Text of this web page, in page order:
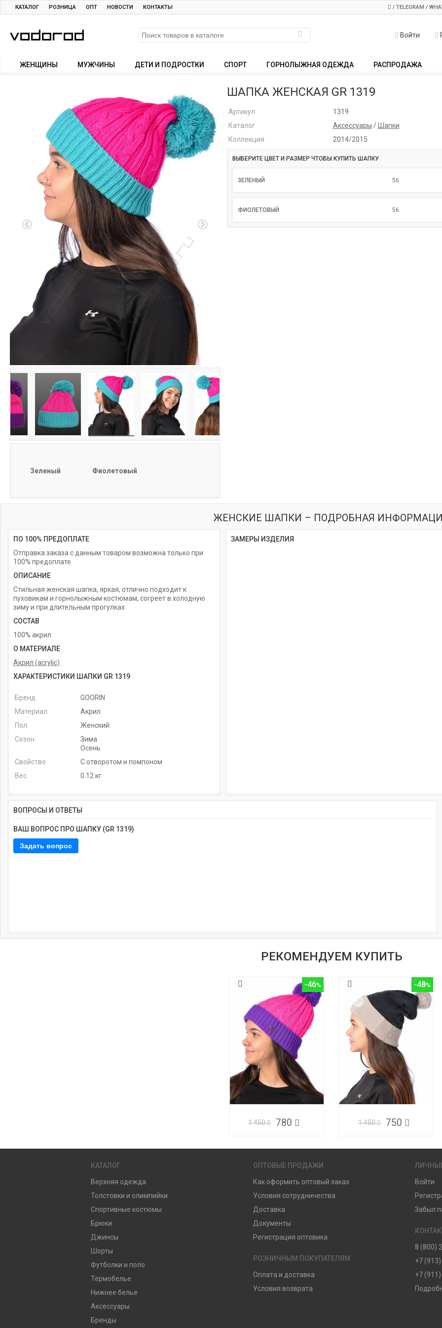
КАТАЛОГ РОЗНИЦА ОПТ НОВОСТИ КОНТАКТЫ / TELEGRAM /
Войти
ЖЕНЩИНЫ МУЖЧИНЫ ДЕТИ И ПОДРОСТКИ СПОРТ ГОРНОЛЫЖНАЯ ОДЕЖДА РАСПРОДАЖА
Зеленый Фиолетовый
ШАПКА ЖЕНСКАЯ GR 1319
Артикул
1319
Каталог
Аксессуары /
Шапки
Коллекция
2014/2015
ВЫБЕРИТЕ ЦВЕТ И РАЗМЕР ЧТОБЫ КУПИТЬ ШАПКУ
ЗЕЛЕНЫЙ 56
ФИОЛЕТОВЫЙ 56
ЖЕНСКИЕ ШАПКИ – ПОДРОБНАЯ
ПО 100% ПРЕДОПЛАТЕ
Отправка заказа с данным товаром возможна только при
100% предоплате.
ОПИСАНИЕ
Стильная женская шапка, яркая, отлично подходит к
пуховикам и горнолыжным костюмам, согреет в холодную
зиму и при длительным прогулках.
СОСТАВ
100% акрил
О МАТЕРИАЛЕ
Акрил (acrylic)
ХАРАКТЕРИСТИКИ ШАПКИ GR 1319
Бренд
GOORIN
Материал
Акрил
Пол
Женский
Сезон
Зима
Осень
Свойство
С отворотом и помпоном
Вес
0.12 кг
ЗАМЕРЫ ИЗДЕЛИЯ
ВОПРОСЫ И ОТВЕТЫ
ВАШ ВОПРОС ПРО ШАПКУ (GR 1319)
РЕКОМЕНДУЕМ КУПИТЬ
-46
1 450 780
-48
1 450 750
КАТАЛОГ
Верхняя одежда
Толстовки и олимпийки
Спортивные костюмы
Брюки
Джинсы
Шорты
Футболки и поло
Термобелье
Нижнее белье
Аксессуары
Бренды
ОПТОВЫЕ ПРОДАЖИ
Как оформить оптовый заказ
Условия сотрудничества
Доставка
Документы
Регистрация оптовика
РОЗНИЧНЫМ ПОКУПАТЕЛЯМ
Оплата и доставка
Условия возврата
Войти
Забыл
8 (800)
+7
+7